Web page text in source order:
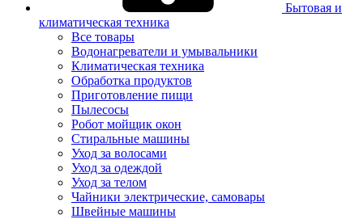
Бытовая и
климатическая техника
Все товары
Водонагреватели и умывальники
Климатическая техника
Обработка продуктов
Приготовление пищи
Пылесосы
Робот мойщик окон
Стиральные машины
Уход за волосами
Уход за одеждой
Уход за телом
Чайники электрические, самовары
Швейные машины